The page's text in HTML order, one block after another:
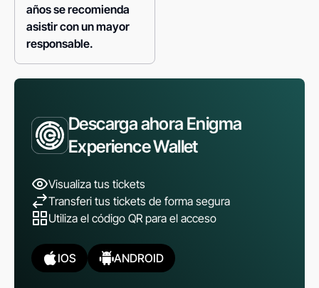
años se recomienda
asistir con un mayor
responsable.
Descarga ahora Enigma
Experience Wallet
Visualiza tus tickets
Transferi tus tickets de forma segura
Utiliza el código QR para el acceso
IOS ANDROID